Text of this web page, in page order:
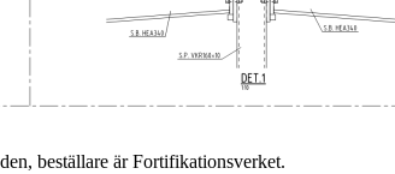
beställare är Fortifikationsverket.